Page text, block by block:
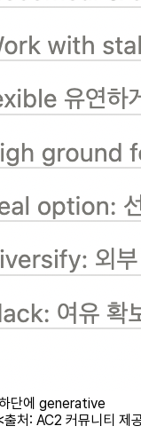
단에 generative
처: AC2 커뮤니티 제